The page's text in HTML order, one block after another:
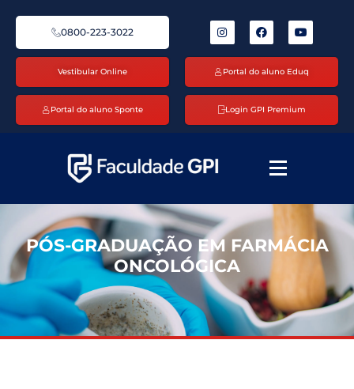
0800-223-3022
Vestibular Online Portal do aluno Eduq
Portal do aluno Sponte Login GPI Premium
PÓS-GRADUAÇÃO EM FARMÁCIA
ONCOLÓGICA